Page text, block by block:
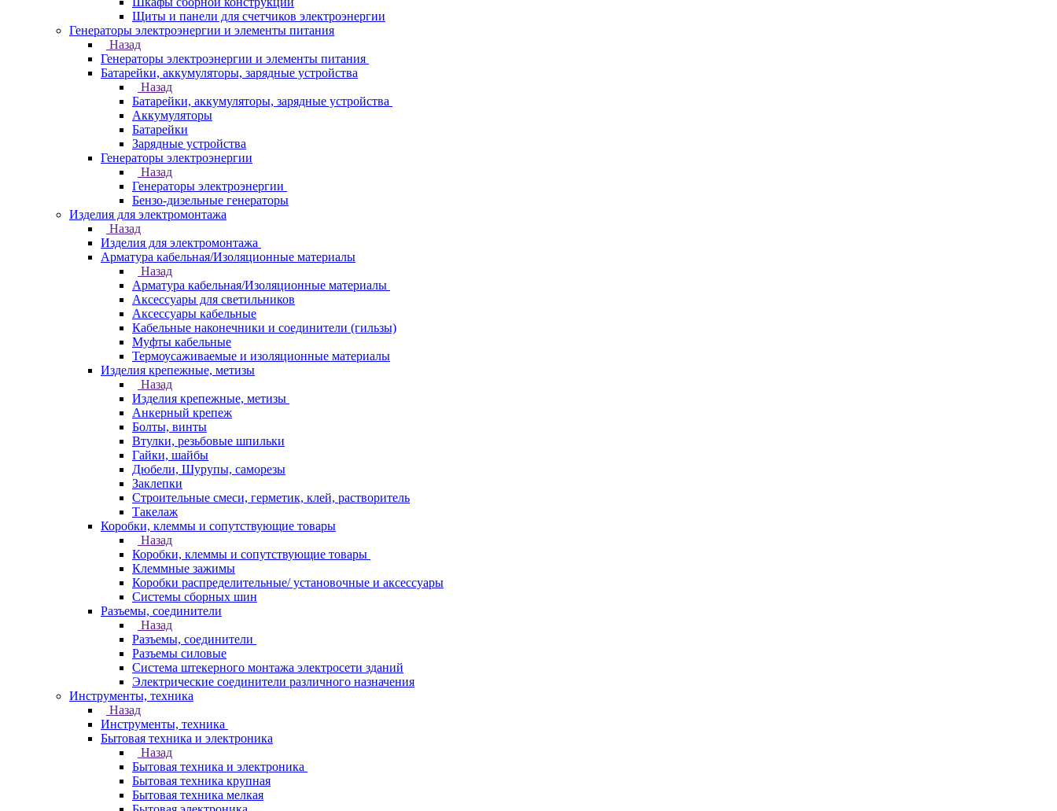
Щиты и панели для счетчиков электроэнергии
Генераторы электроэнергии и элементы питания
Назад
Генераторы электроэнергии и элементы питания
Батарейки, аккумуляторы, зарядные устройства
Назад
Батарейки, аккумуляторы, зарядные устройства
Аккумуляторы
Батарейки
Зарядные устройства
Генераторы электроэнергии
Назад
Генераторы электроэнергии
Бензо-дизельные генераторы
Изделия для электромонтажа
Назад
Изделия для электромонтажа
Арматура кабельная/Изоляционные материалы
Назад
Арматура кабельная/Изоляционные материалы
Аксессуары для светильников
Аксессуары кабельные
Кабельные наконечники и соединители (гильзы)
Муфты кабельные
Термоусаживаемые и изоляционные материалы
Изделия крепежные, метизы
Назад
Изделия крепежные, метизы
Анкерный крепеж
Болты, винты
Втулки, резьбовые шпильки
Гайки, шайбы
Дюбели, Шурупы, саморезы
Заклепки
Строительные смеси, герметик, клей, растворитель
Такелаж
Коробки, клеммы и сопутствующие товары
Назад
Коробки, клеммы и сопутствующие товары
Клеммные зажимы
Коробки распределительные/ установочные и аксессуары
Системы сборных шин
Разъемы, соединители
Назад
Разъемы, соединители
Разъемы силовые
Система штекерного монтажа электросети зданий
Электрические соединители различного назначения
Инструменты, техника
Назад
Инструменты, техника
Бытовая техника и электроника
Назад
Бытовая техника и электроника
Бытовая техника крупная
Бытовая техника мелкая